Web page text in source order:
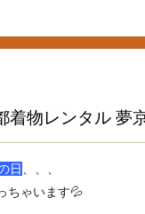
着物レンタル 夢
日
ちゃいます💦